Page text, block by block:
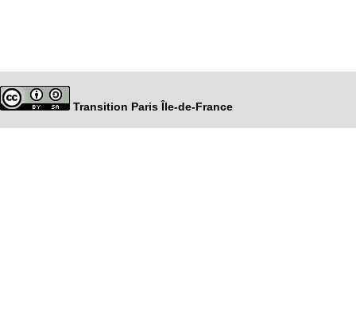
Transition Paris Île-de-France